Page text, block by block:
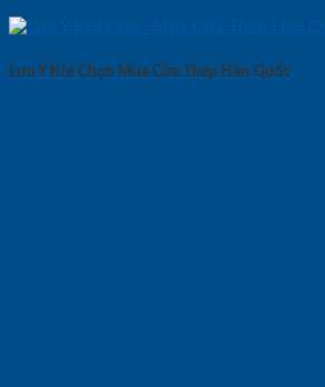
Lưu Ý Khi Chọn Mua Cửa Thép Hàn Quốc